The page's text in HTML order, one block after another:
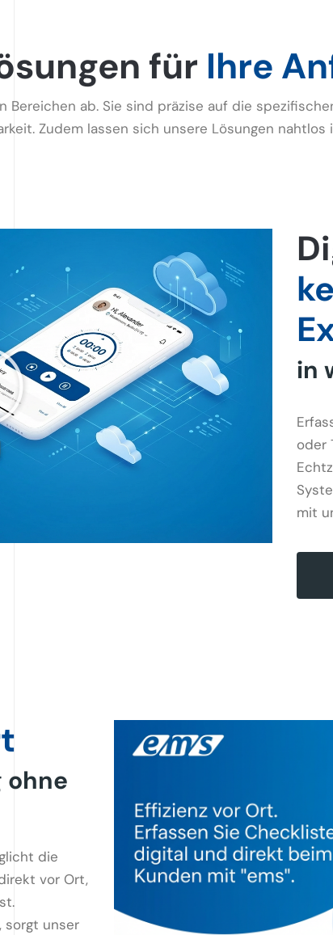
für Ihre
Bereichen ab. Sie sind präzise auf die
Zudem lassen sich unsere Lösungen
in
oder
mit
ohne
die
vor Ort,
sorgt unser